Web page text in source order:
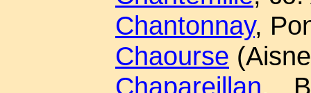
Chantonnay,
Chaourse
Chapareillan,